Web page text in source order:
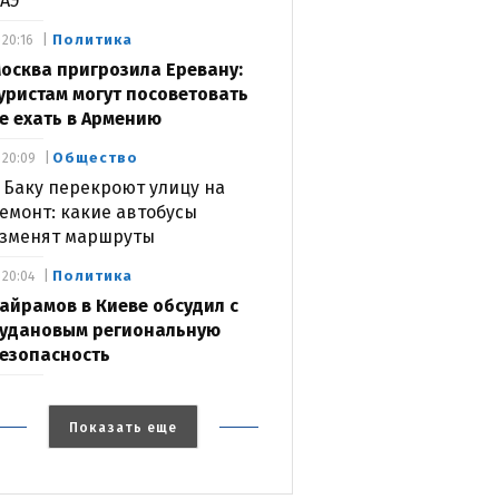
Политика
пригрозила Еревану:
могут посоветовать
ехать в Армению
20:16
Общество
Баку перекроют улицу на
какие автобусы
маршруты
20:09
Политика
в Киеве обсудил с
региональную
20:04
Показать еще